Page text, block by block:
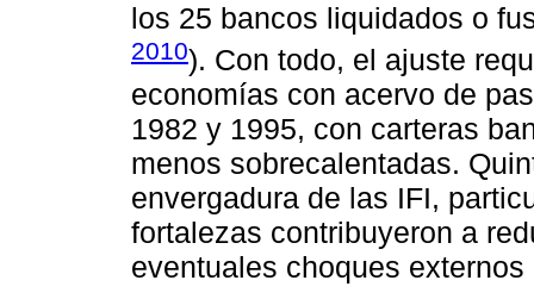
los 25 bancos liquidados o
2010). Con todo, el ajuste
economías con acervo de
1982 y 1995, con carteras
menos sobrecalentadas.
envergadura de las IFI,
fortalezas contribuyeron a
eventuales choques